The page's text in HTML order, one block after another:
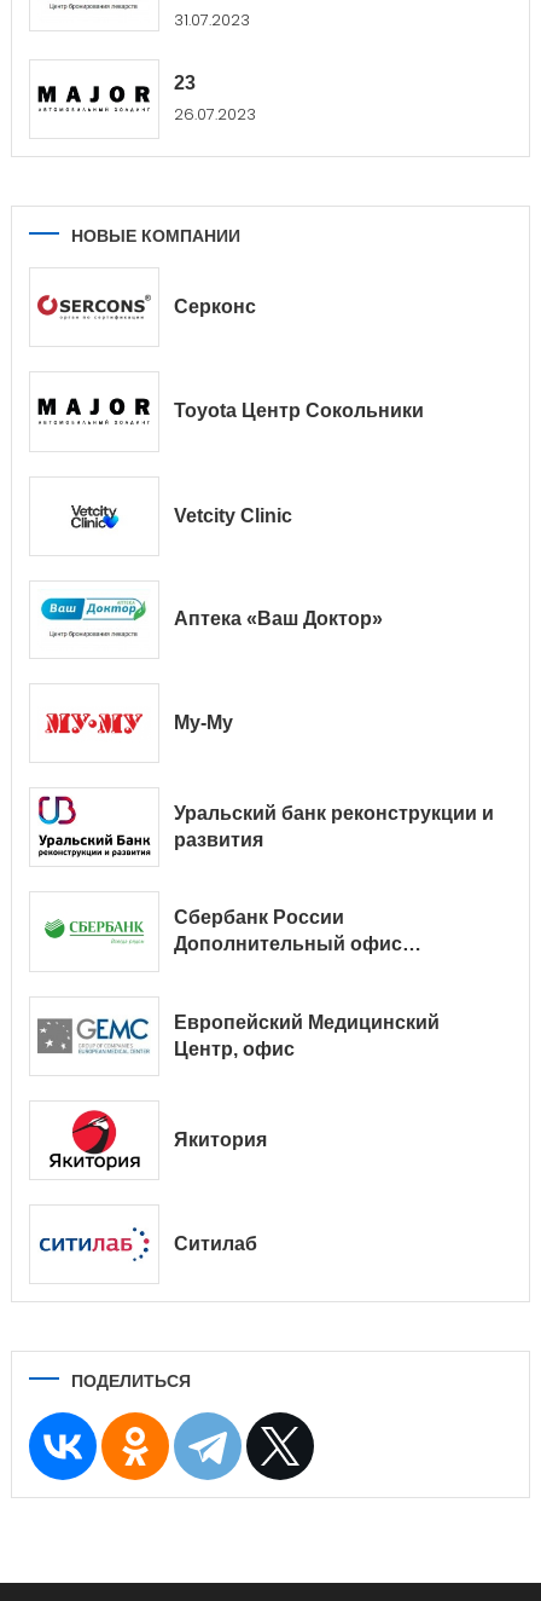
31.07.2023
23
26.07.2023
НОВЫЕ КОМПАНИИ
Серконс
Toyota Центр Сокольники
Vetcity Clinic
Аптека «Ваш Доктор»
Му-Му
Уральский банк реконструкции и
развития
Сбербанк России
Дополнительный офис
Европейский Медицинский
Центр, офис
Якитория
Ситилаб
ПОДЕЛИТЬСЯ